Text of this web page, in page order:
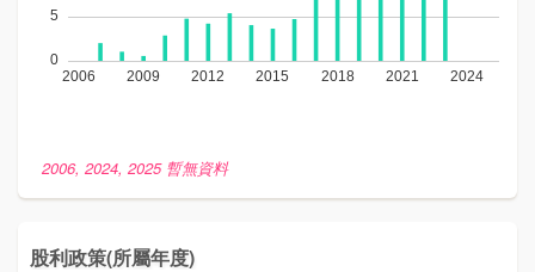
2006, 2024, 2025 暫無資料
股利政策(所屬年度)